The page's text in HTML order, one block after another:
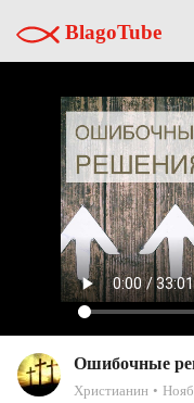
BlagoTube
Ошибочные
Христианин